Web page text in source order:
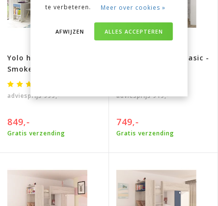
Yolo halfhoogslaper
Smokey blue
adviesprijs 999,-
849,-
Gratis verzending
Jules Hoogslaper Basic -
adviesprijs 919,-
749,-
Gratis verzending
te verbeteren.
Meer over cookies »
ALLES ACCEPTEREN
AFWIJZEN